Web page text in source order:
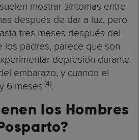
mostrar síntomas entre
después de dar a luz, pero
tres meses después del
los padres, parece que son
depresión durante
embarazo, y cuando el
6 meses (4).
los Hombres